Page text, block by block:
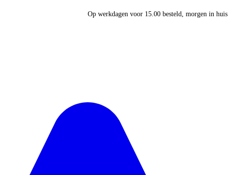
Op werkdagen voor 15.00 besteld, morgen in huis